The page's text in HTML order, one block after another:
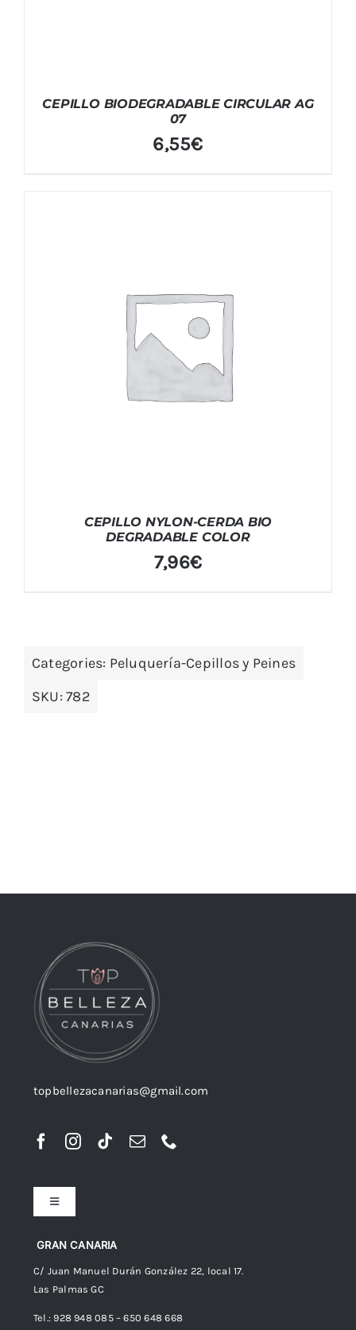
CEPILLO BIODEGRADABLE CIRCULAR AG
07
6,55€
CEPILLO NYLON-CERDA BIO
DEGRADABLE COLOR
7,96€
Categories: Peluquería-Cepillos y Peines
SKU:782
topbellezacanarias@gmail.com
GRAN CANARIA
C/ Juan Manuel Durán González 22, local 17.
Las Palmas GC
Tel.: 928 948 085 – 650 648 668
Toggle
Navigation
Preguntas frecuentes
Envíos